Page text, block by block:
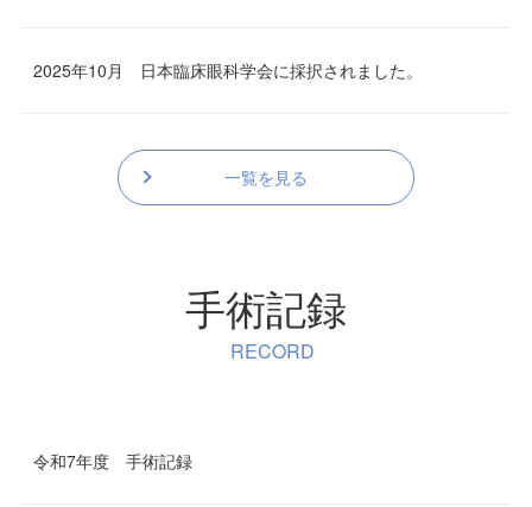
2025年10月 日本臨床眼科学会に採択されました。
一覧を見る
手術記録
RECORD
令和7年度 手術記録